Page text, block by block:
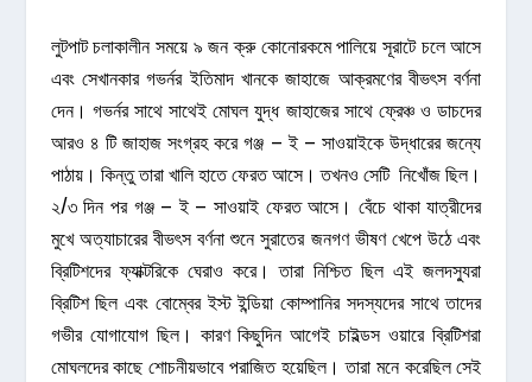
লুটপাট চলাকালীন সময়ে ৯ জন ক্রু কোনোরকমে পালিয়ে সূরাটে চলে আসে
এবং সেখানকার গভর্নর ইতিমাদ খানকে জাহাজে আক্রমণের বীভৎস বর্ণনা
দেন। গভর্নর সাথে সাথেই মোঘল যুদ্ধ জাহাজের সাথে ফ্রেঞ্চ ও ডাচদের
আরও ৪ টি জাহাজ সংগ্রহ করে গঞ্জ – ই – সাওয়াইকে উদ্ধারের জন্যে
পাঠায়। কিন্তু তারা খালি হাতে ফেরত আসে। তখনও সেটি নিখোঁজ ছিল।
২/৩ দিন পর গঞ্জ – ই – সাওয়াই ফেরত আসে। বেঁচে থাকা যাত্রীদের
মুখে অত্যাচারের বীভৎস বর্ণনা শুনে সুরাতের জনগণ ভীষণ খেপে উঠে এবং
ব্রিটিশদের ফ্যাক্টরিকে ঘেরাও করে। তারা নিশ্চিত ছিল এই জলদস্যুরা
ব্রিটিশ ছিল এবং বোম্বের ইস্ট ইন্ডিয়া কোম্পানির সদস্যদের সাথে তাদের
গভীর যোগাযোগ ছিল। কারণ কিছুদিন আগেই চাইল্ডস ওয়ারে ব্রিটিশরা
মোঘলদের কাছে শোচনীয়ভাবে পরাজিত হয়েছিল। তারা মনে করেছিল সেই